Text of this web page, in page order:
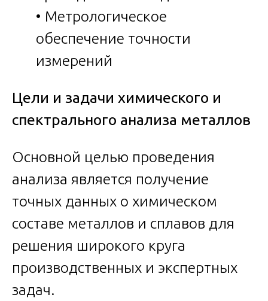
• Метрологическое
обеспечение точности
измерений
Цели и задачи химического и
спектрального анализа металлов
Основной целью проведения
анализа является получение
точных данных о химическом
составе металлов и сплавов для
решения широкого круга
производственных и экспертных
задач.